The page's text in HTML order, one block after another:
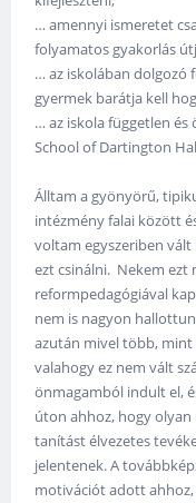
… amennyi ismeretet
folyamatos gyakorlás
… az iskolában dolgozó
gyermek barátja kell
… az iskola független
School of Dartington
Álltam a gyönyörű,
intézmény falai között
voltam egyszeriben vált
ezt csinálni. Nekem ezt
reformpedagógiával
nem is nagyon
azután mivel több,
valahogy ez nem vált
önmagamból indult el,
úton ahhoz, hogy
tanítást élvezetes
jelentenek. A
motivációt adott